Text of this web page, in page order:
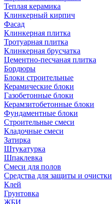
Теплая керамика
Клинкерный кирпич
Фасад
Клинкерная плитка
Тротуарная плитка
Клинкерная брусчатка
Цементно-песчаная плитка
Бордюры
Блоки строительные
Керамические блоки
Газобетонные блоки
Керамзитобетонные блоки
Фундаментные блоки
Строительные смеси
Кладочные смеси
Затирка
Штукатурка
Шпаклевка
Смеси для полов
Средства для защиты и очистки
Клей
Грунтовка
ЖБИ